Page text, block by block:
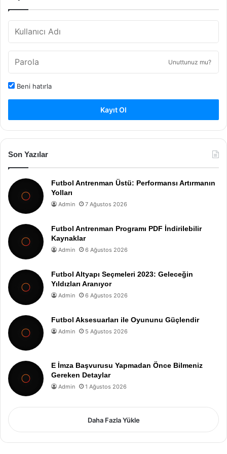
Unuttunuz mu?
Beni hatırla
Kayıt Ol
Son Yazılar
Futbol Antrenman Üstü: Performansı Artırmanın
Yolları
Admin 7 Ağustos 2026
Futbol Antrenman Programı PDF İndirilebilir
Kaynaklar
Admin 6 Ağustos 2026
Futbol Altyapı Seçmeleri 2023: Geleceğin
Yıldızları Aranıyor
Admin 6 Ağustos 2026
Futbol Aksesuarları ile Oyununu Güçlendir
Admin 5 Ağustos 2026
E İmza Başvurusu Yapmadan Önce Bilmeniz
Gereken Detaylar
Admin 1 Ağustos 2026
Daha Fazla Yükle